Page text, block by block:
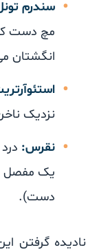
سندرم تونل
مچ دست که
انگشتان
استئوآرتریت:
نزدیک
نقرس:درد
یک مفصل
دست).
نادیده گرفتن این